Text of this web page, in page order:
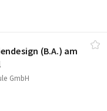
(B.A.) am
GmbH